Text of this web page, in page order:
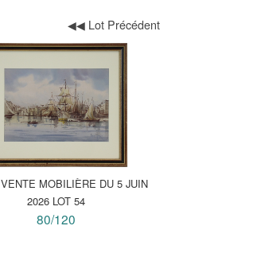
◀◀ Lot Précédent
MOBILIÈRE DU 5 JUIN
2026 LOT 54
80/120